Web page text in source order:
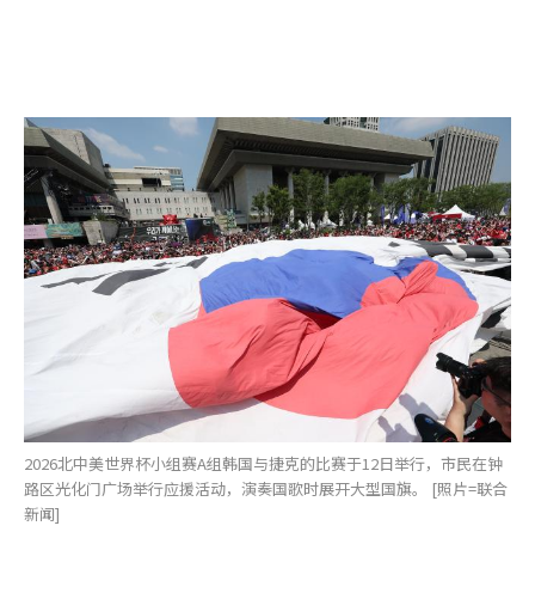
2026北中美世界杯小组赛A组韩国与捷克的比赛于12日举行，市民在钟
路区光化门广场举行应援活动，演奏国歌时展开大型国旗。 [照片=联合
新闻]